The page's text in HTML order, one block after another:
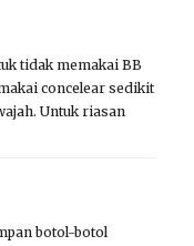
tidak memakai BB
concelear sedikit
Untuk riasan
botol-botol